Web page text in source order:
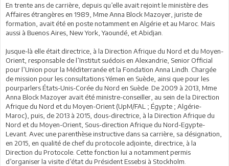
En trente ans de carrière, depuis qu’elle avait rejoint le ministère des
Affaires étrangères en 1989, Mme Anna Block Mazoyer, juriste de
formation, avait été en poste notamment en Algérie et au Maroc. Mais
aussi à Buenos Aires, New York, Yaoundé, et Abidjan.
Jusque-là elle était directrice, à la Direction Afrique du Nord et du Moyen-
Orient, responsable de l’Institut suédois en Alexandrie, Senior Official
pour l’Union pour la Méditerranée et la Fondation Anna Lindh. Chargée
de mission pour les consultations Yémen en Suède, ainsi que pour les
pourparlers États-Unis-Corée du Nord en Suède. De 2009 à 2013, Mme
Anna Block Mazoyer avait été ministre-conseiller, au sein de la Direction
Afrique du Nord et du Moyen-Orient (UpM/FAL ; Égypte ; Algérie-
Maroc), puis, de 2013 à 2015, dous-directrice, à la Direction Afrique du
Nord et du Moyen-Orient, Sous-direction Afrique du Nord-Egypte-
Levant. Avec une parenthèse instructive dans sa carrière, sa désignation,
en 2015, en qualité de chef du protocole adjointe, directrice, à la
Direction du Protocole. Cette fonction lui a notamment permis
d’organiser la visite d’état du Président Essebsi à Stockholm.